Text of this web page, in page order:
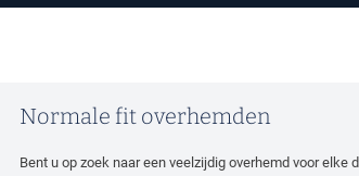
Normale fit overhemden
Bent u op zoek naar een veelzijdig overhemd voor elke